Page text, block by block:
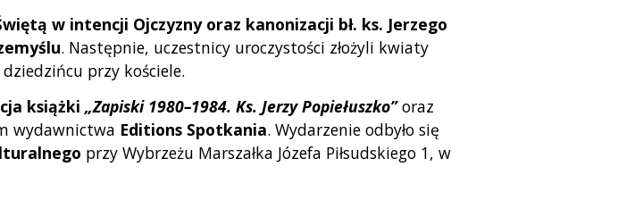
w intencji Ojczyzny oraz kanonizacji bł. ks. Jerzego
. Następnie, uczestnicy uroczystości złożyli kwiaty
przy kościele.
książki „Zapiski 1980–1984. Ks. Jerzy Popiełuszko”oraz
wydawnictwa Editions Spotkania. Wydarzenie odbyło się
przy Wybrzeżu Marszałka Józefa Piłsudskiego 1, w